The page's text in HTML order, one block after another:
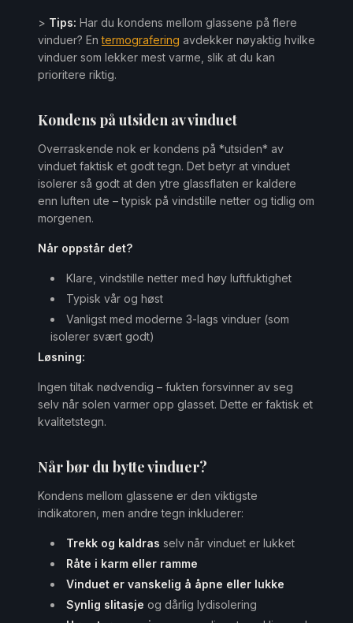
> Tips: Har du kondens mellom glassene på flere
vinduer? Entermografering avdekker nøyaktig hvilke
vinduer som lekker mest varme, slik at du kan
prioritere riktig.
Kondens på utsiden av vinduet
Overraskende nok er kondens på *utsiden* av
vinduet faktisk et godt tegn. Det betyr at vinduet
isolerer så godt at den ytre glassflaten er kaldere
enn luften ute – typisk på vindstille netter og tidlig om
morgenen.
Når oppstår det?
Klare, vindstille netter med høy luftfuktighet
Typisk vår og høst
Vanligst med moderne 3-lags vinduer (som
isolerer svært godt)
Løsning:
Ingen tiltak nødvendig – fukten forsvinner av seg
selv når solen varmer opp glasset. Dette er faktisk et
kvalitetstegn.
Når bør du bytte vinduer?
Kondens mellom glassene er den viktigste
indikatoren, men andre tegn inkluderer:
Trekk og kaldras selv når vinduet er lukket
Råte i karm eller ramme
Vinduet er vanskelig å åpne eller lukke
Synlig slitasje og dårlig lydisolering